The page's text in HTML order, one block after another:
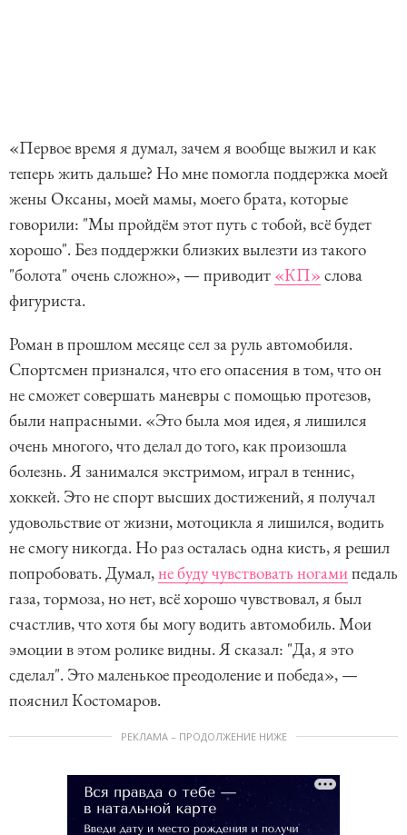
«Первое время я думал, зачем я вообще выжил и как
теперь жить дальше? Но мне помогла поддержка моей
жены Оксаны, моей мамы, моего брата, которые
говорили: "Мы пройдём этот путь с тобой, всё будет
хорошо". Без поддержки близких вылезти из такого
"болота" очень сложно», — приводит «КП» слова
фигуриста.
Роман в прошлом месяце сел за руль автомобиля.
Спортсмен признался, что его опасения в том, что он
не сможет совершать маневры с помощью протезов,
были напрасными. «Это была моя идея, я лишился
очень многого, что делал до того, как произошла
болезнь. Я занимался экстримом, играл в теннис,
хоккей. Это не спорт высших достижений, я получал
удовольствие от жизни, мотоцикла я лишился, водить
не смогу никогда. Но раз осталась одна кисть, я решил
попробовать. Думал,не буду чувствовать ногамипедаль
газа, тормоза, но нет, всё хорошо чувствовал, я был
счастлив, что хотя бы могу водить автомобиль. Мои
эмоции в этом ролике видны. Я сказал: "Да, я это
сделал". Это маленькое преодоление и победа», —
пояснил Костомаров.
РЕКЛАМА – ПРОДОЛЖЕНИЕ НИЖЕ